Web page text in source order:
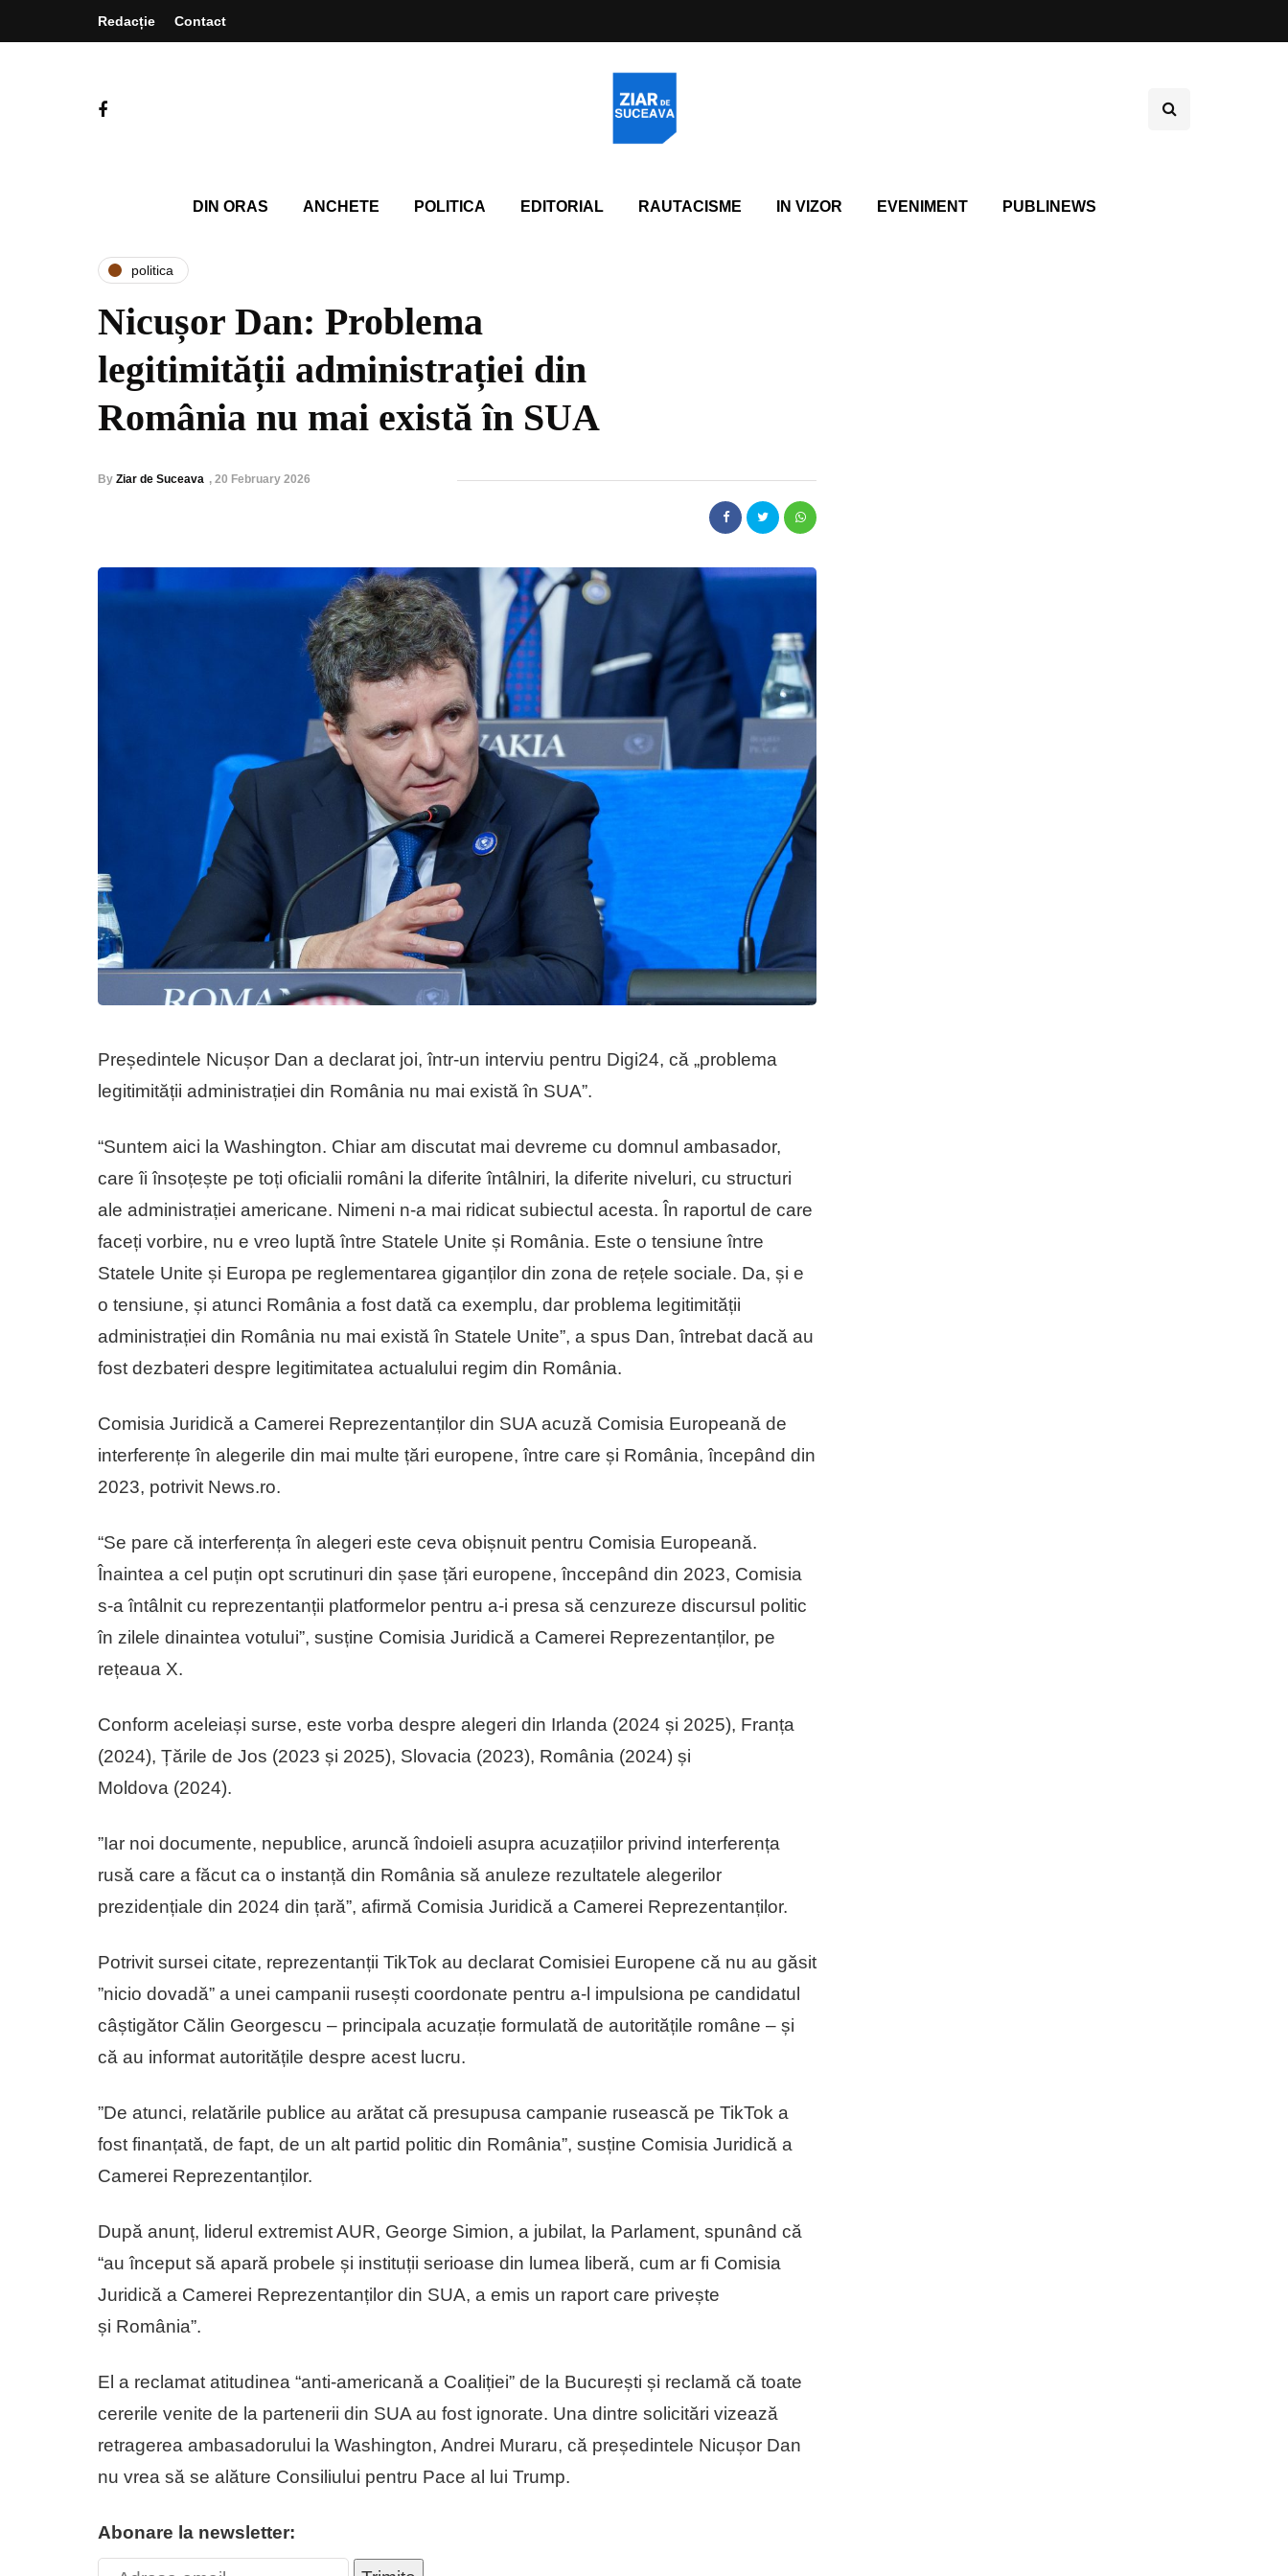
Redacție Contact
DIN ORAS ANCHETE POLITICA EDITORIAL RAUTACISME IN VIZOR EVENIMENT PUBLINEWS
politica
Nicușor Dan: Problema
legitimității administrației din
România nu mai există în SUA
By Ziar de Suceava , 20 February 2026
Președintele Nicușor Dan a declarat joi, într-un interviu pentru Digi24, că „problema
legitimității administrației din România nu mai există în SUA”.
“Suntem aici la Washington. Chiar am discutat mai devreme cu domnul ambasador,
care îi însoțește pe toți oficialii români la diferite întâlniri, la diferite niveluri, cu structuri
ale administrației americane. Nimeni n-a mai ridicat subiectul acesta. În raportul de care
faceți vorbire, nu e vreo luptă între Statele Unite și România. Este o tensiune între
Statele Unite și Europa pe reglementarea giganților din zona de rețele sociale. Da, și e
o tensiune, și atunci România a fost dată ca exemplu, dar problema legitimității
administrației din România nu mai există în Statele Unite”, a spus Dan, întrebat dacă au
fost dezbateri despre legitimitatea actualului regim din România.
Comisia Juridică a Camerei Reprezentanților din SUA acuză Comisia Europeană de
interferențe în alegerile din mai multe țări europene, între care și România, începând din
2023, potrivit News.ro.
“Se pare că interferența în alegeri este ceva obișnuit pentru Comisia Europeană.
Înaintea a cel puțin opt scrutinuri din șase țări europene, înccepând din 2023, Comisia
s-a întâlnit cu reprezentanții platformelor pentru a-i presa să cenzureze discursul politic
în zilele dinaintea votului”, susține Comisia Juridică a Camerei Reprezentanților, pe
rețeaua X.
Conform aceleiași surse, este vorba despre alegeri din Irlanda (2024 și 2025), Franța
(2024), Țările de Jos (2023 și 2025), Slovacia (2023), România (2024) și
Moldova (2024).
”Iar noi documente, nepublice, aruncă îndoieli asupra acuzațiilor privind interferența
rusă care a făcut ca o instanță din România să anuleze rezultatele alegerilor
prezidențiale din 2024 din țară”, afirmă Comisia Juridică a Camerei Reprezentanților.
Potrivit sursei citate, reprezentanții TikTok au declarat Comisiei Europene că nu au găsit
”nicio dovadă” a unei campanii rusești coordonate pentru a-l impulsiona pe candidatul
câștigător Călin Georgescu – principala acuzație formulată de autoritățile române – și
că au informat autoritățile despre acest lucru.
”De atunci, relatările publice au arătat că presupusa campanie rusească pe TikTok a
fost finanțată, de fapt, de un alt partid politic din România”, susține Comisia Juridică a
Camerei Reprezentanților.
După anunț, liderul extremist AUR, George Simion, a jubilat, la Parlament, spunând că
“au început să apară probele și instituții serioase din lumea liberă, cum ar fi Comisia
Juridică a Camerei Reprezentanților din SUA, a emis un raport care privește
și România”.
El a reclamat atitudinea “anti-americană a Coaliției” de la București și reclamă că toate
cererile venite de la partenerii din SUA au fost ignorate. Una dintre solicitări vizează
retragerea ambasadorului la Washington, Andrei Muraru, că președintele Nicușor Dan
nu vrea să se alăture Consiliului pentru Pace al lui Trump.
Abonare la newsletter: